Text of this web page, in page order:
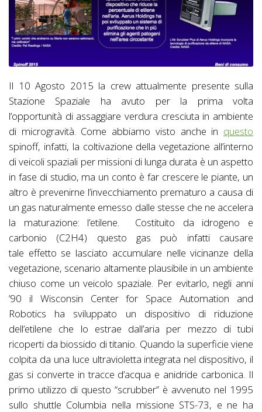
Il 10 Agosto 2015 la crew attualmente presente sulla
Stazione Spaziale ha avuto per la prima volta
l’opportunità di assaggiare verdura cresciuta in ambiente
di microgravità. Come abbiamo visto anche in questo
spinoff, infatti, la coltivazione della vegetazione all’interno
di veicoli spaziali per missioni di lunga durata è un aspetto
in fase di studio, ma un conto è far crescere le piante, un
altro è prevenirne l’invecchiamento prematuro a causa di
un gas naturalmente emesso dalle stesse che ne accelera
la maturazione: l’etilene. Costituito da idrogeno e
carbonio (C2H4) questo gas può infatti causare
tale effetto se lasciato accumulare nelle vicinanze della
vegetazione, scenario altamente plausibile in un ambiente
chiuso come un veicolo spaziale. Per evitarlo, negli anni
’90 il Wisconsin Center for Space Automation and
Robotics ha sviluppato un dispositivo di riduzione
dell’etilene che lo estrae dall’aria per mezzo di tubi
ricoperti da biossido di titanio. Quando la superficie viene
colpita da una luce ultravioletta integrata nel dispositivo, il
gas si converte in tracce d’acqua e anidride carbonica. Il
primo utilizzo di questo “scrubber” è avvenuto nel 1995
sullo shuttle Columbia nella missione STS-73, e ne ha